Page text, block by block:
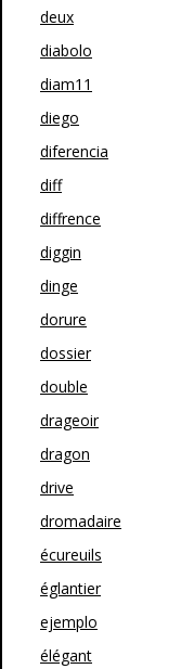
deux
diabolo
diam11
diego
diferencia
diff
diffrence
diggin
dinge
dorure
dossier
double
drageoir
dragon
drive
dromadaire
écureuils
églantier
ejemplo
élégant